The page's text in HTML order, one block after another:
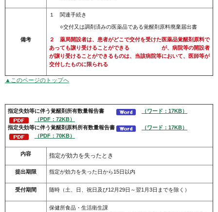
備考
１ 関連手続き
○交付又は調剤済みの医薬品である覚醒剤原料廃棄届出書
２ 薬局開設者は、患者がどこで交付を受けた医薬品覚醒剤原料で
あっても譲り受けることができる が、病院等の開設者
が譲り受けることができるものは、当該病院等において、医師等が
交付したものに限られる
▲このページのトップへ
指定失効等に伴う覚醒剤 所有数量報告書
（ワード：17KB）
（PDF：72KB）
指定失効等に伴う覚醒剤 原料所有数量報告書
（ワード：17KB）
（PDF：70KB）
内容 指定が効力を失ったとき
提出期限 指定が効力を失った日から15日以内
受付期間 随時（土、日、祝日及び12月29日～翌1月3日までを除く）
保健所食品・生活衛生課